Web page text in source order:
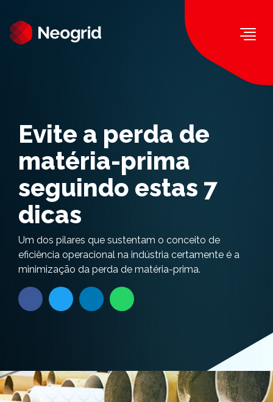
Evite a perda de
matéria-prima
seguindo estas 7
dicas
Um dos pilares que sustentam o conceito de
eficiência operacional na indústria certamente é a
minimização da perda de matéria-prima.